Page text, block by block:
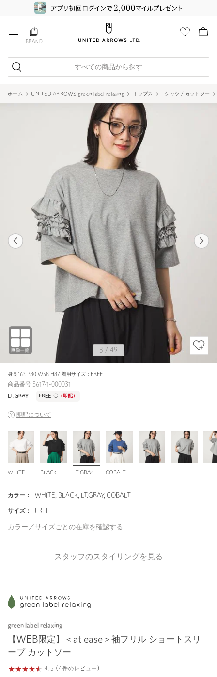
BRAND
すべての商品から探す
ホーム UNITED ARROWS green label relaxing トップス Tシャツ / カットソー
身長163 B80 W58 H87 着用サイズ：FREE
3 / 49
商品番号 3617-1-000031
LT.GRAY FREE 〇（即配）
即配について
WHITE BLACK LT.GRAY COBALT
カラー： WHITE, BLACK, LT.GRAY, COBALT
サイズ： FREE
カラー／サイズごとの在庫を確認する
スタッフのスタイリングを見る
green label relaxing
【WEB限定】＜at ease＞袖フリル ショートスリ
ーブ カットソー
4.5 (4件のレビュー)
WHITE
1 49
BLACK / FREE